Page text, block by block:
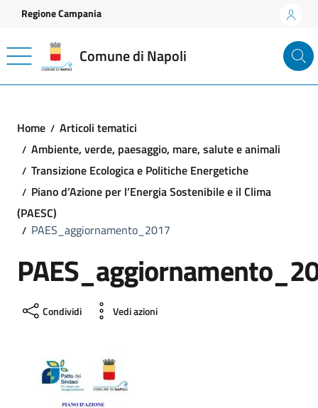
Vai ai contenuti
Vai al footer
Regione Campania
Comune di Napoli
Home
Articoli tematici
Ambiente, verde, paesaggio, mare, salute e animali
Transizione Ecologica e Politiche Energetiche
Piano d’Azione per l’Energia Sostenibile e il Clima
(PAESC)
PAES_aggiornamento_2017
Condividi Vedi azioni